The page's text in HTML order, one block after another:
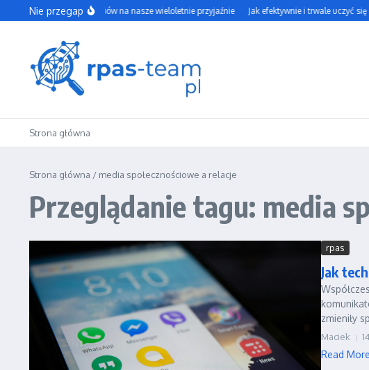
Przejdź do treści
Nie przegap
Wpływ social mediów na nasze wieloletnie przyjaźnie Jak efektywnie i trwale uczyć się
Strona główna
Strona główna / media społecznościowe a relacje
Przeglądanie tagu: media
rpas
Jak
zmieniły
Maciek
Read More